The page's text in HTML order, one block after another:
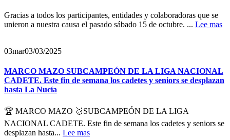
Gracias a todos los participantes, entidades y colaboradoras que se
unieron a nuestra causa el pasado sábado 15 de octubre. ... Lee mas
03mar03/03/2025
MARCO MAZO SUBCAMPEÓN DE LA LIGA NACIONAL
CADETE. Este fin de semana los cadetes y seniors se desplazan
hasta La Nucía
🏆 MARCO MAZO 🥈SUBCAMPEÓN DE LA LIGA
NACIONAL CADETE. Este fin de semana los cadetes y seniors se
desplazan hasta... Lee mas